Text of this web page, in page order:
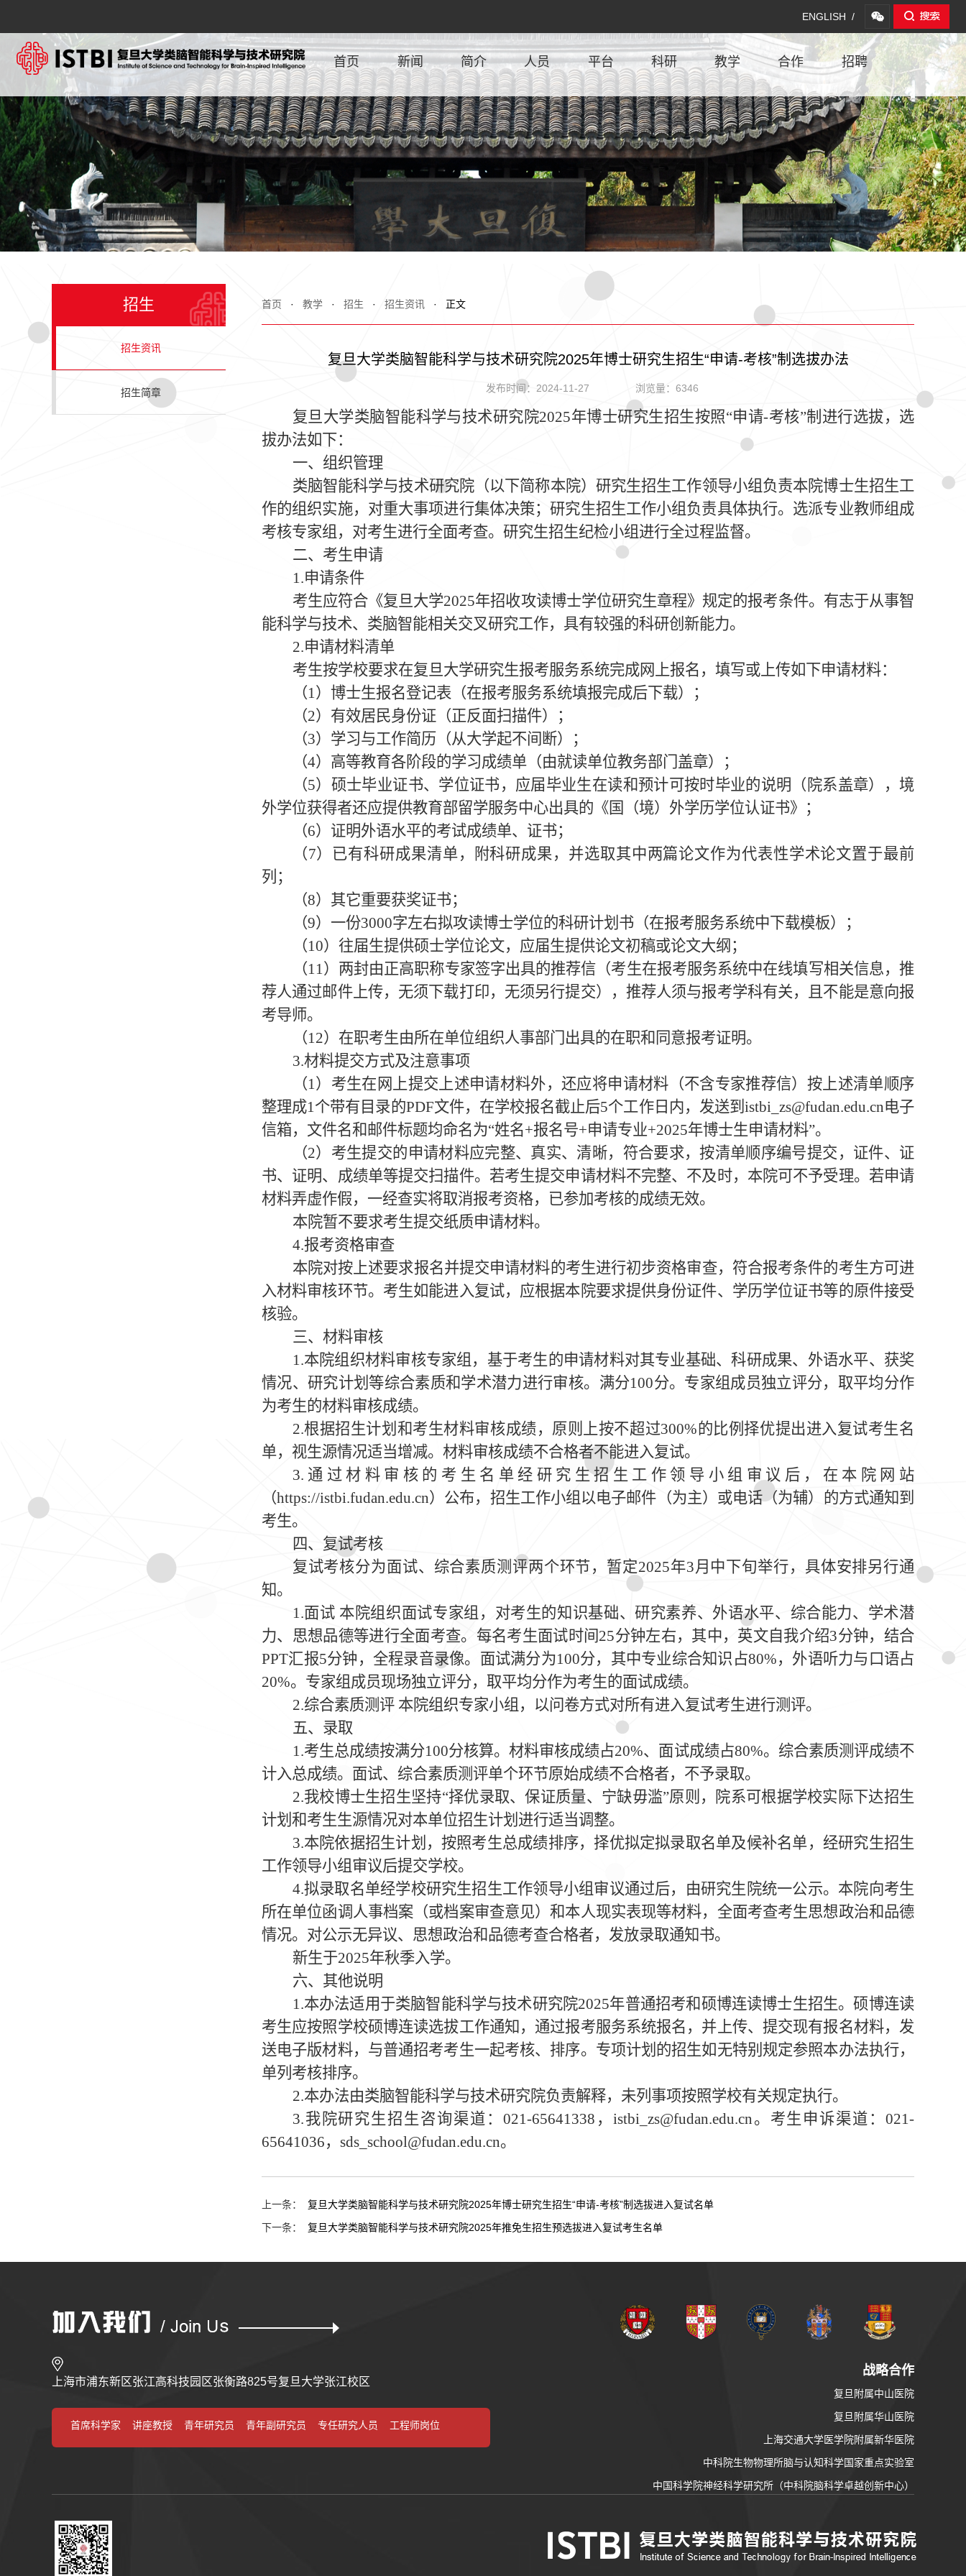
ENGLISH /
首页 新闻 简介 人员 平台 科研 教学 合作 招聘
首页 · 教学 · 招生 · 招生资讯 · 正文
招生
招生资讯
招生简章
复旦大学类脑智能科学与技术研究院2025年博士研究生招生“申请-考核”制选拔办法
发布时间：2024-11-27 浏览量：6346
复旦大学类脑智能科学与技术研究院2025年博士研究生招生按照“申请-考核”制进行选拔，选
拔办法如下：
一、组织管理
类脑智能科学与技术研究院（以下简称本院）研究生招生工作领导小组负责本院博士生招生工
作的组织实施，对重大事项进行集体决策；研究生招生工作小组负责具体执行。选派专业教师组成
考核专家组，对考生进行全面考查。研究生招生纪检小组进行全过程监督。
二、考生申请
1.申请条件
考生应符合《复旦大学2025年招收攻读博士学位研究生章程》规定的报考条件。有志于从事智
能科学与技术、类脑智能相关交叉研究工作，具有较强的科研创新能力。
2.申请材料清单
考生按学校要求在复旦大学研究生报考服务系统完成网上报名，填写或上传如下申请材料：
（1）博士生报名登记表（在报考服务系统填报完成后下载）；
（2）有效居民身份证（正反面扫描件）；
（3）学习与工作简历（从大学起不间断）；
（4）高等教育各阶段的学习成绩单（由就读单位教务部门盖章）；
（5）硕士毕业证书、学位证书，应届毕业生在读和预计可按时毕业的说明（院系盖章），境
外学位获得者还应提供教育部留学服务中心出具的《国（境）外学历学位认证书》；
（6）证明外语水平的考试成绩单、证书；
（7）已有科研成果清单，附科研成果，并选取其中两篇论文作为代表性学术论文置于最前
列；
（8）其它重要获奖证书；
（9）一份3000字左右拟攻读博士学位的科研计划书（在报考服务系统中下载模板）；
（10）往届生提供硕士学位论文，应届生提供论文初稿或论文大纲；
（11）两封由正高职称专家签字出具的推荐信（考生在报考服务系统中在线填写相关信息，推
荐人通过邮件上传，无须下载打印，无须另行提交），推荐人须与报考学科有关，且不能是意向报
考导师。
（12）在职考生由所在单位组织人事部门出具的在职和同意报考证明。
3.材料提交方式及注意事项
（1）考生在网上提交上述申请材料外，还应将申请材料（不含专家推荐信）按上述清单顺序
整理成1个带有目录的PDF文件，在学校报名截止后5个工作日内，发送到 istbi_zs@fudan.edu.cn电子
信箱，文件名和邮件标题均命名为“姓名+报名号+申请专业+2025年博士生申请材料”。
（2）考生提交的申请材料应完整、真实、清晰，符合要求，按清单顺序编号提交，证件、证
书、证明、成绩单等提交扫描件。若考生提交申请材料不完整、不及时，本院可不予受理。若申请
材料弄虚作假，一经查实将取消报考资格，已参加考核的成绩无效。
本院暂不要求考生提交纸质申请材料。
4.报考资格审查
本院对按上述要求报名并提交申请材料的考生进行初步资格审查，符合报考条件的考生方可进
入材料审核环节。考生如能进入复试，应根据本院要求提供身份证件、学历学位证书等的原件接受
核验。
三、材料审核
1.本院组织材料审核专家组，基于考生的申请材料对其专业基础、科研成果、外语水平、获奖
情况、研究计划等综合素质和学术潜力进行审核。满分100分。专家组成员独立评分，取平均分作
为考生的材料审核成绩。
2.根据招生计划和考生材料审核成绩，原则上按不超过300%的比例择优提出进入复试考生名
单，视生源情况适当增减。材料审核成绩不合格者不能进入复试。
3. 通过材料审核的考生名单经研究生招生工作领导小组审议后，在本院网站
（https://istbi.fudan.edu.cn）公布，招生工作小组以电子邮件（为主）或电话（为辅）的方式通知到
考生。
四、复试考核
复试考核分为面试、综合素质测评两个环节，暂定2025年3月中下旬举行，具体安排另行通
知。
1.面试 本院组织面试专家组，对考生的知识基础、研究素养、外语水平、综合能力、学术潜
力、思想品德等进行全面考查。每名考生面试时间25分钟左右，其中，英文自我介绍3分钟，结合
PPT汇报5分钟，全程录音录像。面试满分为100分，其中专业综合知识占80%，外语听力与口语占
20%。专家组成员现场独立评分，取平均分作为考生的面试成绩。
2.综合素质测评 本院组织专家小组，以问卷方式对所有进入复试考生进行测评。
五、录取
1.考生总成绩按满分100分核算。材料审核成绩占20%、面试成绩占80%。综合素质测评成绩不
计入总成绩。面试、综合素质测评单个环节原始成绩不合格者，不予录取。
2.我校博士生招生坚持“择优录取、保证质量、宁缺毋滥”原则，院系可根据学校实际下达招生
计划和考生生源情况对本单位招生计划进行适当调整。
3.本院依据招生计划，按照考生总成绩排序，择优拟定拟录取名单及候补名单，经研究生招生
工作领导小组审议后提交学校。
4.拟录取名单经学校研究生招生工作领导小组审议通过后，由研究生院统一公示。本院向考生
所在单位函调人事档案（或档案审查意见）和本人现实表现等材料，全面考查考生思想政治和品德
情况。对公示无异议、思想政治和品德考查合格者，发放录取通知书。
新生于2025年秋季入学。
六、其他说明
1.本办法适用于类脑智能科学与技术研究院2025年普通招考和硕博连读博士生招生。硕博连读
考生应按照学校硕博连读选拔工作通知，通过报考服务系统报名，并上传、提交现有报名材料，发
送电子版材料，与普通招考考生一起考核、排序。专项计划的招生如无特别规定参照本办法执行，
单列考核排序。
2.本办法由类脑智能科学与技术研究院负责解释，未列事项按照学校有关规定执行。
3.我院研究生招生咨询渠道： 021-65641338 ， istbi_zs@fudan.edu.cn。考生申诉渠道：021-
65641036， sds_school@fudan.edu.cn。
上一条：
复旦大学类脑智能科学与技术研究院2025年博士研究生招生“申请-考核”制选拔进入复试名单
下一条：
复旦大学类脑智能科学与技术研究院2025年推免生招生预选拔进入复试考生名单
上海市浦东新区张江高科技园区张衡路825号复旦大学张江校区
首席科学家 讲座教授 青年研究员 青年副研究员 专任研究人员 工程师岗位
战略合作
复旦附属中山医院
复旦附属华山医院
上海交通大学医学院附属新华医院
中科院生物物理所脑与认知科学国家重点实验室
中国科学院神经科学研究所（中科院脑科学卓越创新中心）